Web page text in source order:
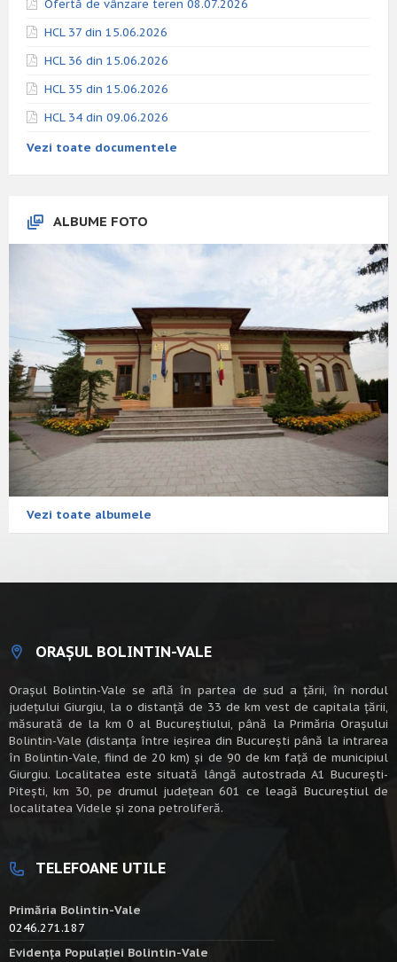
Ofertă de vânzare teren 08.07.2026
HCL 37 din 15.06.2026
HCL 36 din 15.06.2026
HCL 35 din 15.06.2026
HCL 34 din 09.06.2026
Vezi toate documentele
ALBUME FOTO
Vezi toate albumele
ORAȘUL BOLINTIN-VALE
Oraşul Bolintin-Vale se află în partea de sud a ţării, în nordul
judeţului Giurgiu, la o distanţă de 33 de km vest de capitala țării,
măsurată de la km 0 al Bucureștiului, până la Primăria Orașului
Bolintin-Vale (distanța între ieșirea din București până la intrarea
în Bolintin-Vale, fiind de 20 km) şi de 90 de km faţă de municipiul
Giurgiu. Localitatea este situată lângă autostrada A1 Bucureşti-
Piteşti, km 30, pe drumul judeţean 601 ce leagă Bucureştiul de
localitatea Videle şi zona petroliferă.
TELEFOANE UTILE
Primăria Bolintin-Vale
0246.271.187
Evidența Populației Bolintin-Vale